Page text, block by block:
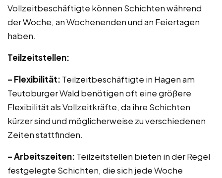
Vollzeitbeschäftigte können Schichten während
der Woche, an Wochenenden und an Feiertagen
haben.
Teilzeitstellen:
– Flexibilität: Teilzeitbeschäftigte in Hagen am
Teutoburger Wald benötigen oft eine größere
Flexibilität als Vollzeitkräfte, da ihre Schichten
kürzer sind und möglicherweise zu verschiedenen
Zeiten stattfinden.
– Arbeitszeiten: Teilzeitstellen bieten in der Regel
festgelegte Schichten, die sich jede Woche